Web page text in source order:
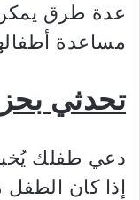
عدة طرق يمكن
مساعدة
تحدثي
دعي طفلك
إذا كان